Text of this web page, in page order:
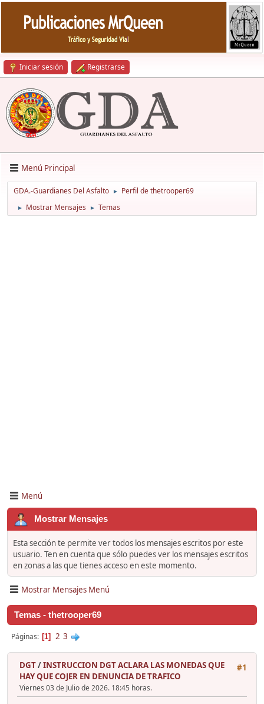
Iniciar sesión Registrarse
Menú Principal
GDA.-Guardianes Del Asfalto ► Perfil de thetrooper69
► Mostrar Mensajes ► Temas
Menú
Mostrar Mensajes
Esta sección te permite ver todos los mensajes escritos por este
usuario. Ten en cuenta que sólo puedes ver los mensajes escritos
en zonas a las que tienes acceso en este momento.
Mostrar Mensajes Menú
Temas - thetrooper69
Páginas 1 2 3
#1
DGT/INSTRUCCION DGT ACLARA LAS MONEDAS QUE
HAY QUE COJER EN DENUNCIA DE TRAFICO
Viernes 03 de Julio de 2026. 18:45 horas.